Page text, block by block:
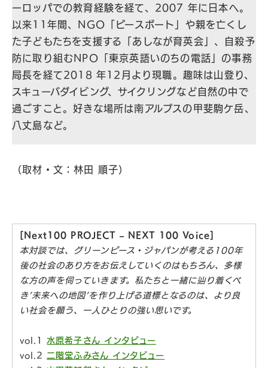
ーロッパでの教育経験を経て、2007 年に日本へ。
以来11年間、NGO「ピースボート」や親を亡くし
た⼦どもたちを支援する「あしなが育英会」、自殺予
防に取り組むNPO「東京英語いのちの電話」の事務
局長を経て2018 年12月より現職。趣味は山登り、
スキューバダイビング、サイクリングなど自然の中で
過ごすこと。好きな場所は南アルプスの甲斐駒ケ岳、
八丈島など。
（取材・文：林田 順子）
[Next100 PROJECT –
NEXT 100 Voice]
本対談では、グリーンピース・ジャパンが考える100年
後の社会のあり方をお伝えしていくのはもちろん、多様
な方の声を伺っていきます。私たちと一緒に辿り着くべ
き’未来への地図’を作り上げる道標となるのは、より良
い社会を願う、一人ひとりの強い思いです。
vol.1 水原希子さん インタビュー
vol.2 二階堂ふみさん インタビュー